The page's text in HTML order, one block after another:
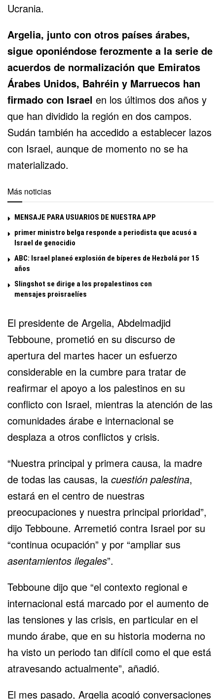
Ucrania.
Argelia, junto con otros países árabes,
sigue oponiéndose ferozmente a la serie de
acuerdos de normalización que Emiratos
Árabes Unidos, Bahréin y Marruecos han
firmado con Israel en los últimos dos años y
que han dividido la región en dos campos.
Sudán también ha accedido a establecer lazos
con Israel, aunque de momento no se ha
materializado.
Más noticias
MENSAJE PARA USUARIOS DE NUESTRA APP
primer ministro belga responde a periodista que acusó a
Israel de genocidio
ABC: Israel planeó explosión de bíperes de Hezbolá por 15
años
Slingshot se dirige a los propalestinos con
mensajes proisraelíes
El presidente de Argelia, Abdelmadjid
Tebboune, prometió en su discurso de
apertura del martes hacer un esfuerzo
considerable en la cumbre para tratar de
reafirmar el apoyo a los palestinos en su
conflicto con Israel, mientras la atención de las
comunidades árabe e internacional se
desplaza a otros conflictos y crisis.
“Nuestra principal y primera causa, la madre
de todas las causas, la cuestión palestina,
estará en el centro de nuestras
preocupaciones y nuestra principal prioridad”,
dijo Tebboune. Arremetió contra Israel por su
“continua ocupación” y por “ampliar sus
asentamientos ilegales”.
Tebboune dijo que “el contexto regional e
internacional está marcado por el aumento de
las tensiones y las crisis, en particular en el
mundo árabe, que en su historia moderna no
ha visto un periodo tan difícil como el que está
atravesando actualmente”, añadió.
El mes pasado, Argelia acogió conversaciones